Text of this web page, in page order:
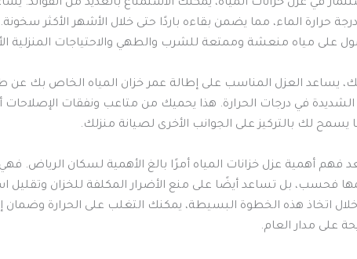
في عزل خزانات المياه، يمكنك الاستمتاع بالعديد من الفوائد.
حرارة الماء، مما يضمن بقاءه باردًا حتى خلال الأشهر الأكثر
على مياه منعشة وممتعة للشرب والطهي والاحتياجات المنزلية
يساعد العزل المناسب على إطالة عمر خزان المياه الخاص بك عن
الشديدة في درجات الحرارة. هذا يحميك من متاعب ونفقات الإصلاحات
يسمح لك بالتركيز على الجوانب الأخرى لصيانة منزلك.
فهم أهمية عزل خزانات المياه أمرًا بالغ الأهمية لسكان الرياض. فهي
فحسب، بل تساعد أيضًا على منع الأضرار المكلفة للخزان وتقليل
اتخاذ هذه الخطوة البسيطة، يمكنك التغلب على الحرارة وضمان
على مدار العام.